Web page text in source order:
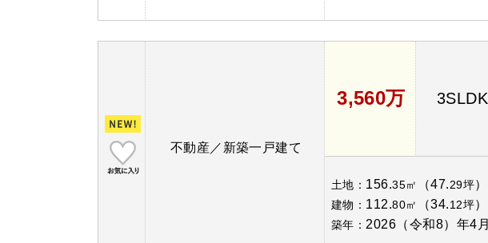
不動産／新築一戸建て
3,560万 3SLDK
土地： 156.35㎡ （47.29坪）
建物： 112.80㎡ （34.12坪）
築年： 2026（令和8）年4月